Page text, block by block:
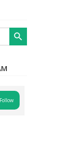
Search Button
Follow